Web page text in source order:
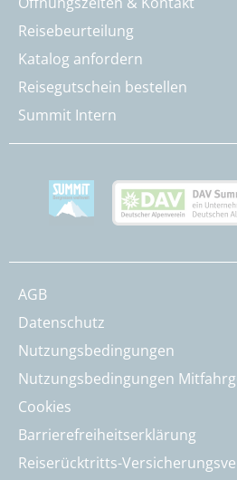
Reisebeurteilung
Katalog anfordern
Reisegutschein bestellen
Summit Intern
AGB
Datenschutz
Nutzungsbedingungen
Nutzungsbedingungen
Cookies
Barrierefreiheitserklärung
Reiserücktritts-